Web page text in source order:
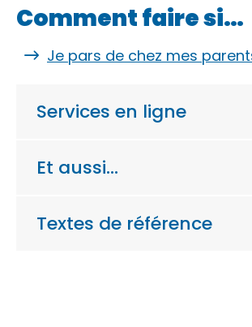
Comment faire si…
Je pars de chez mes
Services en ligne
Et aussi…
Textes de référence